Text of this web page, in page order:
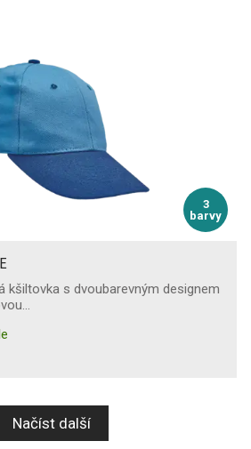
3
barvy
kšiltovka s dvoubarevným designem
Načíst další